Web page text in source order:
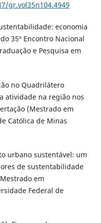
gr.vol35n104.4949
economia
35º Encontro Nacional
e Pesquisa em
no Quadrilátero
atividade na região nos
(Mestrado em
Católica de Minas
urbano sustentável: um
de sustentabilidade
em
Federal de